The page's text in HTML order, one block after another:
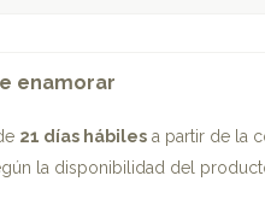
enamorar
21 días hábiles a partir de la
la disponibilidad del